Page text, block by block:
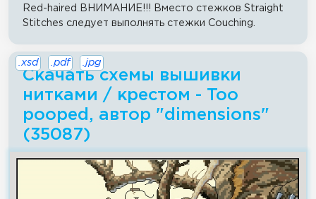
Red-haired ВНИМАНИЕ!!! Вместо стежков Straight
Stitches следует выполнять стежки Couching.
Скачать схемы вышивки
нитками / крестом - Too
pooped, автор "dimensions"
(35087)
.xsd .pdf .jpg